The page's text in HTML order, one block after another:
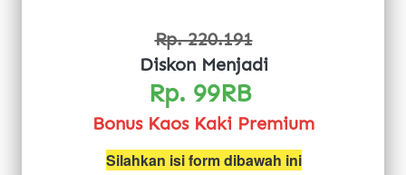
Rp. 220.191
Diskon Menjadi
Rp. 99RB
Bonus Kaos Kaki Premium
Silahkan isi form dibawah ini